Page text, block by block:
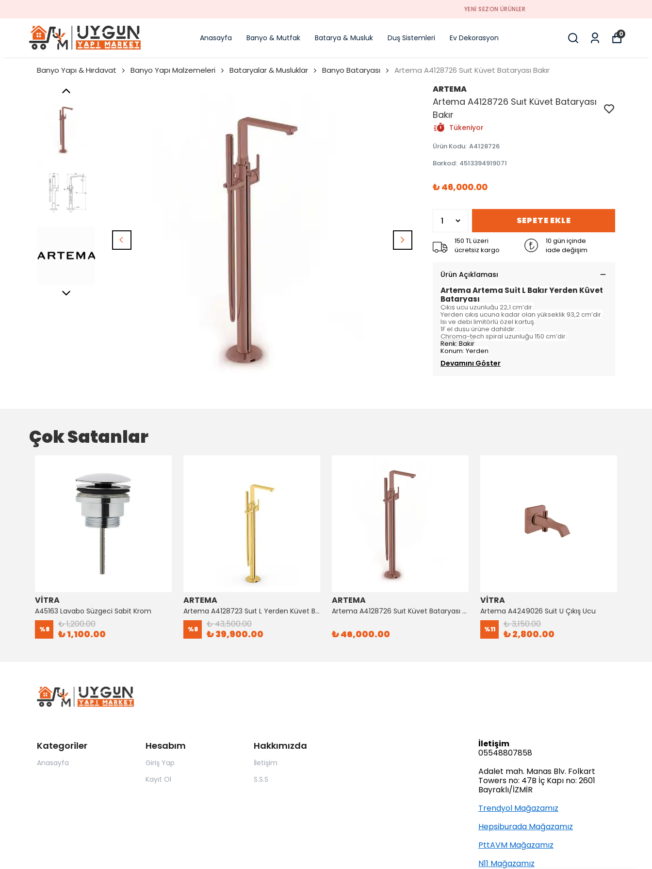
Anasayfa Banyo & Mutfak Batarya & Musluk Duş Sistemleri Ev Dekorasyon 0
Banyo Yapı & Hırdavat Banyo Yapı Malzemeleri Bataryalar & Musluklar Banyo Bataryası Artema A4128726 Suıt Küvet Bataryası Bakır
ARTEMA
Artema A4128726 Suıt Küvet Bataryası
Bakır
Tükeniyor
Ürün Kodu: A4128726
Barkod: 4513394919071
₺ 46,000.00
SEPETE EKLE
150 TL üzeri
ücretsiz kargo
10 gün içinde
iade değişim
Ürün Açıklaması
Artema Artema Suit L Bakır Yerden Küvet
Bataryası
Çıkış ucu uzunluğu 22,1 cm’dir.
Yerden çıkış ucuna kadar olan yükseklik 93,2 cm’dir.
Isı ve debi limitörlü özel kartuş.
1F el duşu ürüne dahildir.
Chroma-tech spiral uzunluğu 150 cm’dir.
Renk: Bakır
Konum: Yerden
Devamını Göster
Çok Satanlar
VİTRA
A45163 Lavabo Süzgeci Sabit Krom
%8 ₺ 1,200.00
₺ 1,100.00
ARTEMA
Artema A4128723 Suıt L Yerden Küvet Bataryası Altın
%8 ₺ 43,500.00
₺ 39,900.00
ARTEMA
Artema A4128726 Suıt Küvet Bataryası Bakır
₺ 46,000.00
VİTRA
Artema A4249026 Suit U Çıkış Ucu
%11 ₺ 3,150.00
₺ 2,800.00
Kategoriler
Anasayfa
Hesabım
Giriş Yap
Kayıt Ol
Hakkımızda
İletişim
S.S.S
İletişim
05548807858
Adalet mah. Manas Blv. Folkart
Towers no: 47B İç Kapı no: 2601
Bayraklı/İZMİR
Trendyol Mağazamız
Hepsiburada Mağazamız
PttAVM Mağazamız
N11 Mağazamız